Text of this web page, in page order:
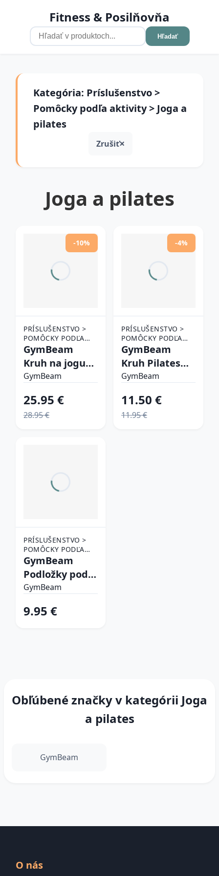
Fitness & Posilňovňa
Hľadať
Kategória: Príslušenstvo >
Pomôcky podľa aktivity > Joga a
pilates
Zrušiť
Joga a pilates
-10%
PRÍSLUŠENSTVO >
POMÔCKY PODĽA
AKTIVITY > JOGA A
PILATES
GymBeam
Kruh na jogu
Yoga Wheel
GymBeam
25.95 €
28.95 €
-4%
PRÍSLUŠENSTVO >
POMÔCKY PODĽA
AKTIVITY > JOGA A
PILATES
GymBeam
Kruh Pilates
Black
GymBeam
11.50 €
11.95 €
PRÍSLUŠENSTVO >
POMÔCKY PODĽA
AKTIVITY > JOGA A
PILATES
GymBeam
Podložky pod
kolená Black
GymBeam
9.95 €
Obľúbené značky v kategórii Joga
a pilates
GymBeam
O nás